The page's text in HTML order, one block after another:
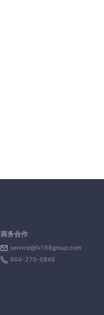
商务合作
service@fx168group.com
604-270-0846